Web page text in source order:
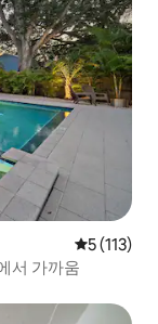
평점 5점(5
5 (113)
서 가까움